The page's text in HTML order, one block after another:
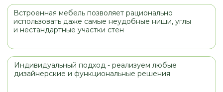
ПРИМЕРЫ
РАБОТ
МЕБЕЛЬ ДЛЯ НИШ И СЛОЖНЫХ
ПОМЕЩЕНИЙ НАШИХ
КЛИЕНТОВ
МАТЕРИАЛЫ